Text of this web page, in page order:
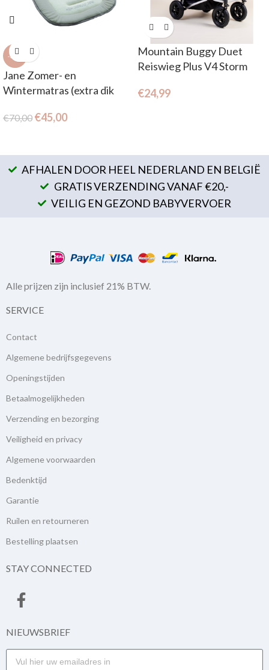
-36%
Jane Zomer- en
Wintermatras (extra dik
€70,00 €45,00
Mountain Buggy Duet
Reiswieg Plus V4 Storm
€24,99
AFHALEN DOOR HEEL NEDERLAND EN BELGIË
GRATIS VERZENDING VANAF €20,-
VEILIG EN GEZOND BABYVERVOER
Alle prijzen zijn inclusief 21% BTW.
SERVICE
Contact
Algemene bedrijfsgegevens
Openingstijden
Betaalmogelijkheden
Verzending en bezorging
Veiligheid en privacy
Algemene voorwaarden
Bedenktijd
Garantie
Ruilen en retourneren
Bestelling plaatsen
STAY CONNECTED
NIEUWSBRIEF